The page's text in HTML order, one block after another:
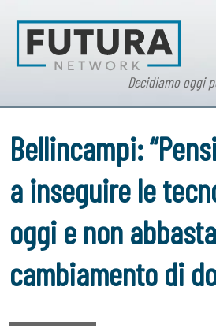
Decidiamo oggi
Bellincampi:
a inseguire le
oggi e non
cambiamento di